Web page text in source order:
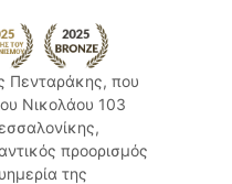
Πενταράκης, που
Νικολάου 103
προορισμός
της